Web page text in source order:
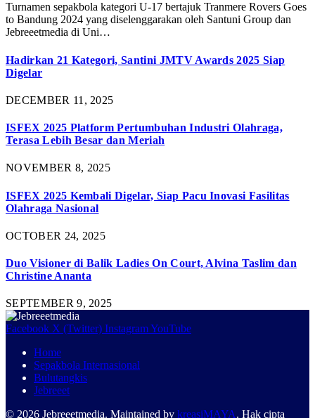
Turnamen sepakbola kategori U-17 bertajuk Tranmere Rovers Goes
to Bandung 2024 yang diselenggarakan oleh Santuni Group dan
Jebreeetmedia di Uni…
Hadirkan 21 Kategori, Santini JMTV Awards 2025 Siap
Digelar
DECEMBER 11, 2025
ISFEX 2025 Platform Pertumbuhan Industri Olahraga,
Terasa Lebih Besar dan Meriah
NOVEMBER 8, 2025
ISFEX 2025 Kembali Digelar, Siap Pacu Inovasi Fasilitas
Olahraga Nasional
OCTOBER 24, 2025
Duo Visioner di Balik Ladies On Court, Alvina Taslim dan
Christine Ananta
SEPTEMBER 9, 2025
Facebook X (Twitter) InstagramYouTube
Home
Sepakbola Internasional
Bulutangkis
Jebreeet
© 2026 Jebreeetmedia. Maintained by kreasiMAYA. Hak cipta